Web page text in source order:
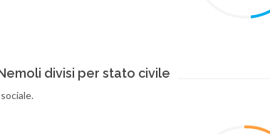
divisi per stato civile